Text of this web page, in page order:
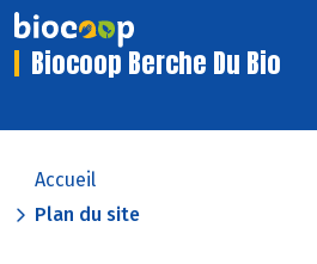
Biocoop Berche Du Bio
Accueil
Plan du site